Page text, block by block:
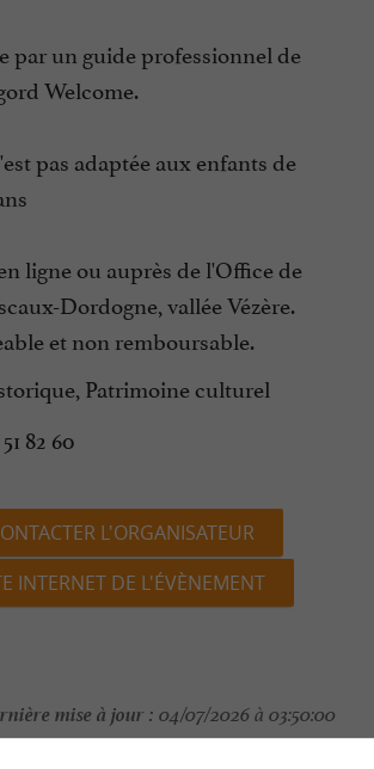
par un guide professionnel de
Welcome.
pas adaptée aux enfants de
ligne ou auprès de l'Office de
Dordogne, vallée Vézère.
et non remboursable.
Patrimoine culturel
82 60
L'ORGANISATEUR
INTERNET DE L'ÉVÈNEMENT
mise à jour : 04/07/2026 à 03:50:00